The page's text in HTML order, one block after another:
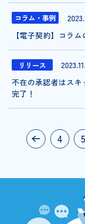
コラム・事例
【電子契約】コラ
リリース
不在の承認者はス
完了！
4 5